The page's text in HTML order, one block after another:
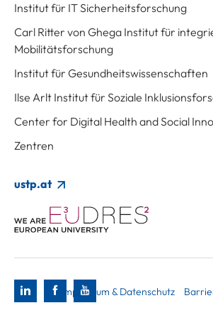
Institut für IT Sicherheitsforschung
Carl Ritter von Ghega Institut für
Mobilitätsforschung
Institut für Gesundheitswissenschaften
Ilse Arlt Institut für Soziale
Center for Digital Health and Social
Zentren
ustp.at
Impressum & Datenschutz